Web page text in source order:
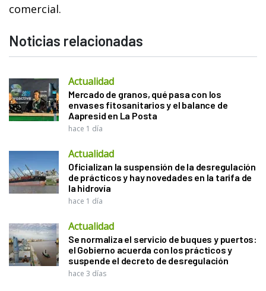
comercial.
Noticias relacionadas
Actualidad
Mercado de granos, qué pasa con los
envases fitosanitarios y el balance de
Aapresid en La Posta
hace 1 día
Actualidad
Oficializan la suspensión de la desregulación
de prácticos y hay novedades en la tarifa de
la hidrovía
hace 1 día
Actualidad
Se normaliza el servicio de buques y puertos:
el Gobierno acuerda con los prácticos y
suspende el decreto de desregulación
hace 3 días